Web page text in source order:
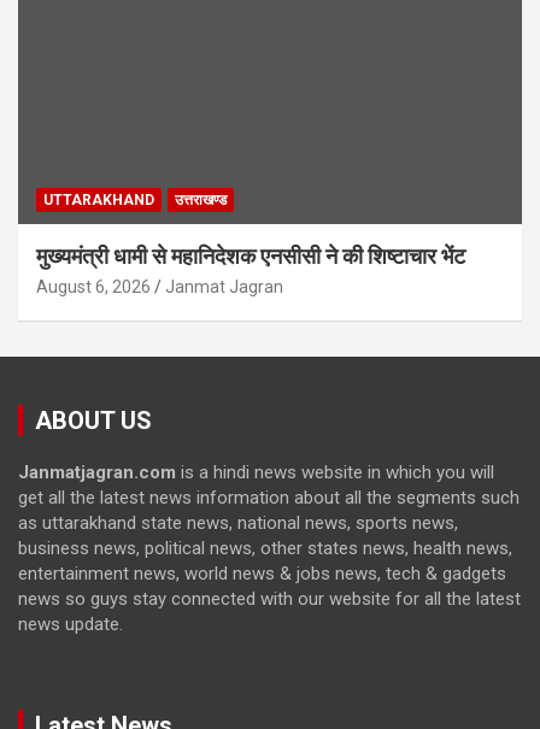
UTTARAKHAND उत्तराखण्ड
मुख्यमंत्री धामी से महानिदेशक एनसीसी ने की शिष्टाचार भेंट
August 6, 2026 Janmat Jagran
ABOUT US
Janmatjagran.com is a hindi news website in which you will
get all the latest news information about all the segments such
as uttarakhand state news, national news, sports news,
business news, political news, other states news, health news,
entertainment news, world news & jobs news, tech & gadgets
news so guys stay connected with our website for all the latest
news update.